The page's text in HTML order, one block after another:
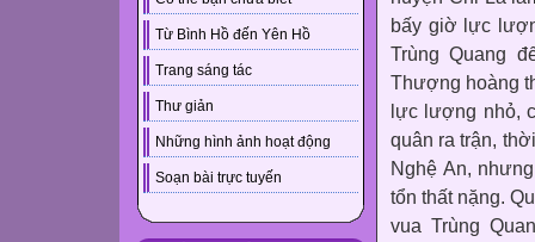
Từ Bình Hồ đến Yên Hồ
Trang sáng tác
Thư giản
Những hình ảnh hoạt động
Soạn bài trực tuyến
bấy giờ lực
Trùng Quang
Thượng hoàng
lực lượng nhỏ,
quân ra trận,
Nghệ An,
tổn thất nặng.
vua Trùng